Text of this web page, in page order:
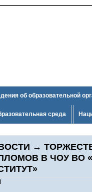
об образовательной
среда
→
В ЧОУ ВО